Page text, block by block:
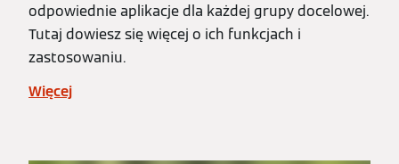
odpowiednie aplikacje dla każdej grupy docelowej.
Tutaj dowiesz się więcej o ich funkcjach i
zastosowaniu.
Więcej